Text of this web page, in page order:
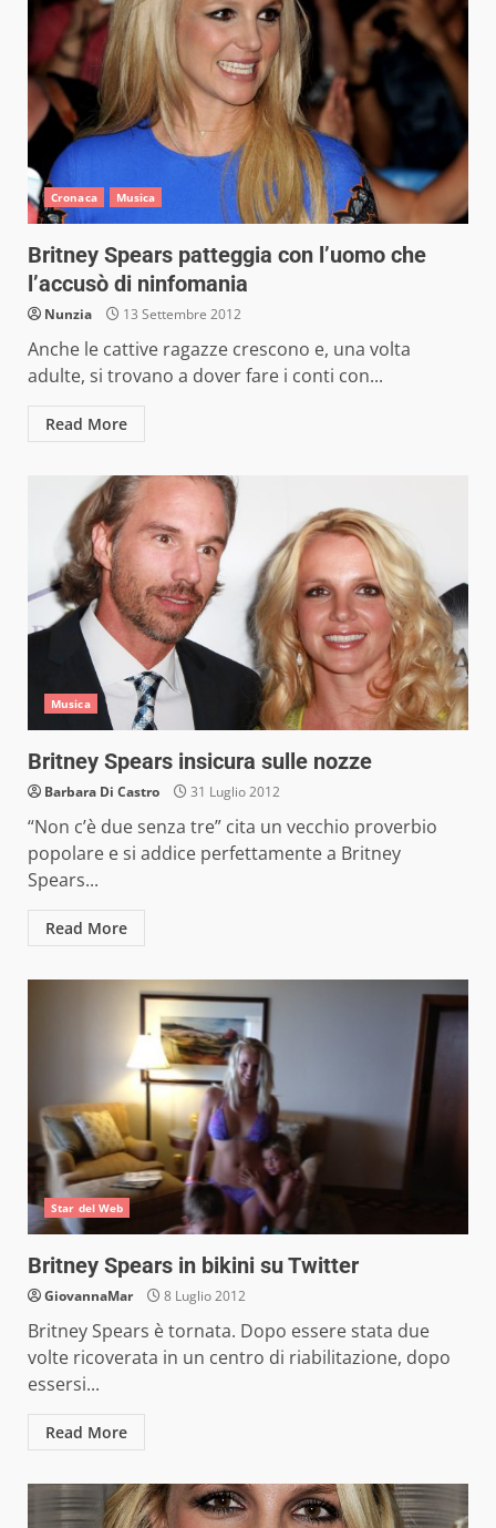
Cronaca Musica
Britney Spears patteggia con l’uomo che
l’accusò di ninfomania
Nunzia 13 Settembre 2012
Anche le cattive ragazze crescono e, una volta
adulte, si trovano a dover fare i conti con...
Read More
Musica
Britney Spears insicura sulle nozze
Barbara Di Castro 31 Luglio 2012
“Non c’è due senza tre” cita un vecchio proverbio
popolare e si addice perfettamente a Britney
Spears...
Read More
Star del Web
Britney Spears in bikini su Twitter
GiovannaMar 8 Luglio 2012
Britney Spears è tornata. Dopo essere stata due
volte ricoverata in un centro di riabilitazione, dopo
essersi...
Read More